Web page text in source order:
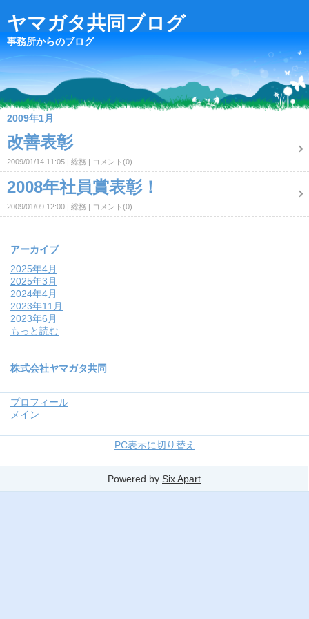
ヤマガタ共同ブログ
事務所からのブログ
2009年1月
改善表彰
2009/01/14 11:05 総務 コメント(0)
2008年社員賞表彰！
2009/01/09 12:00 総務 コメント(0)
アーカイブ
2025年4月
2025年3月
2024年4月
2023年11月
2023年6月
もっと読む
株式会社ヤマガタ共同
プロフィール
メイン
PC表示に切り替え
Powered by Six Apart